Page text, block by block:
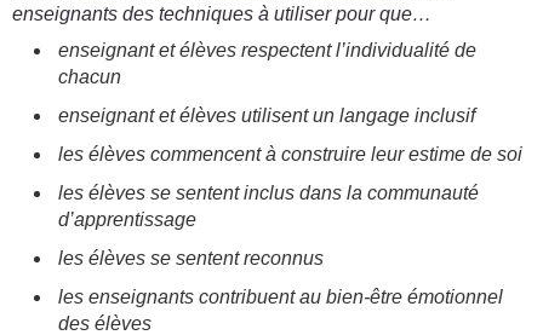
enseignants des techniques à utiliser pour que…
enseignant et élèves respectent l’individualité de
chacun
enseignant et élèves utilisent un langage inclusif
les élèves commencent à construire leur estime de soi
les élèves se sentent inclus dans la communauté
d’apprentissage
les élèves se sentent reconnus
les enseignants contribuent au bien-être émotionnel
des élèves